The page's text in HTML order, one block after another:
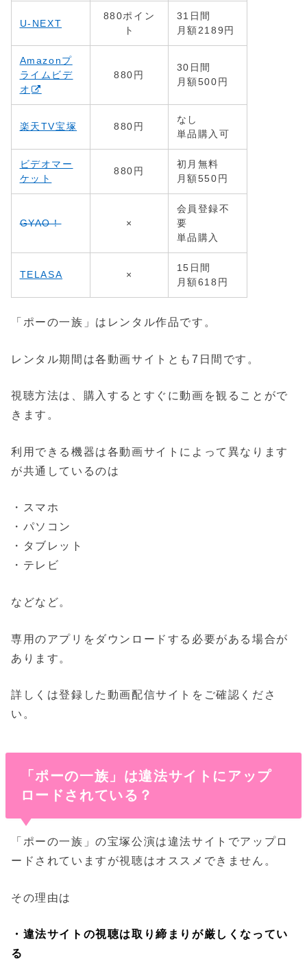
U-NEXT
880ポイン
ト
31日間
月額2189円
Amazonプ
ライムビデ
オ
880円
30日間
月額500円
楽天TV宝塚 880円
なし
単品購入可
ビデオマー
ケット
880円
初月無料
月額550円
GYAO！ ×
会員登録不
要
単品購入
TELASA ×
15日間
月額618円
「ポーの一族」はレンタル作品です。
レンタル期間は各動画サイトとも7日間です。
視聴方法は、購入するとすぐに動画を観ることがで
きます。
利用できる機器は各動画サイトによって異なります
が共通しているのは
・スマホ
・パソコン
・タブレット
・テレビ
などなど。
専用のアプリをダウンロードする必要がある場合が
あります。
詳しくは登録した動画配信サイトをご確認くださ
い。
「ポーの一族」は違法サイトにアップ
ロードされている？
「ポーの一族」の宝塚公演は違法サイトでアップロ
ードされていますが視聴はオススメできません。
その理由は
・違法サイトの視聴は取り締まりが厳しくなってい
る